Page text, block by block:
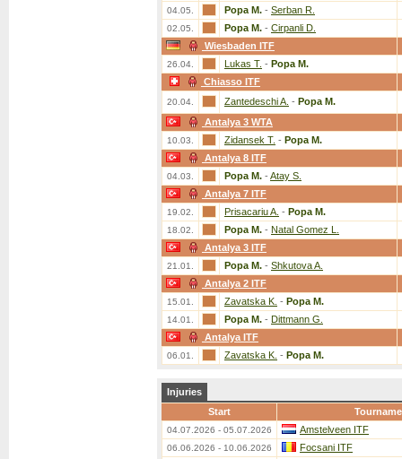
04.05. Popa M. - Serban R.
02.05. Popa M. - Cirpanli D.
Wiesbaden ITF
26.04. Lukas T. - Popa M.
Chiasso ITF
20.04. Zantedeschi A. - Popa M.
Antalya 3 WTA
10.03. Zidansek T. - Popa M.
Antalya 8 ITF
04.03. Popa M. - Atay S.
Antalya 7 ITF
19.02. Prisacariu A. - Popa M.
18.02. Popa M. - Natal Gomez L.
Antalya 3 ITF
21.01. Popa M. - Shkutova A.
Antalya 2 ITF
15.01. Zavatska K. - Popa M.
14.01. Popa M. - Dittmann G.
Antalya ITF
06.01. Zavatska K. - Popa M.
Injuries
Start
04.07.2026 - 05.07.2026 Amstelveen ITF
06.06.2026 - 10.06.2026 Focsani ITF